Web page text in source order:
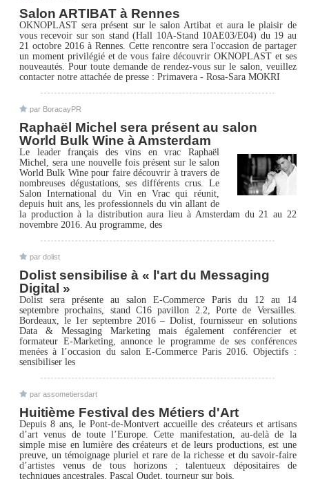
Salon ARTIBAT à Rennes
OKNOPLAST sera présent sur le salon Artibat et aura le plaisir de
vous recevoir sur son stand (Hall 10A-Stand 10AE03/E04) du 19 au
21 octobre 2016 à Rennes. Cette rencontre sera l'occasion de partager
un moment privilégié et de vous faire découvrir OKNOPLAST et ses
nouveautés. Pour toute demande de rendez-vous sur le salon, veuillez
contacter notre attachée de presse : Primavera - Rosa-Sara MOKRI
par BoracayPR
Raphaël Michel sera présent au salon
World Bulk Wine à Amsterdam
Le leader français des vins en vrac Raphaël
Michel, sera une nouvelle fois présent sur le salon
World Bulk Wine pour faire découvrir à travers de
nombreuses dégustations, ses différents crus. Le
Salon International du Vin en Vrac qui réunit,
depuis huit ans, les professionnels du vin allant de
la production à la distribution aura lieu à Amsterdam du 21 au 22
novembre 2016. Au programme, des
par dolist
Dolist sensibilise à « l'art du Messaging
Digital »
Dolist sera présente au salon E-Commerce Paris du 12 au 14
septembre prochains, stand C16 pavillon 2.2, Porte de Versailles.
Bordeaux, le 1er septembre 2016 – Dolist, fournisseur en solutions
Data & Messaging Marketing mais également conférencier et
formateur E-Marketing, annonce le programme de ses conférences
menées à l’occasion du salon E-Commerce Paris 2016. Objectifs :
sensibiliser les
par assometiersdart
Huitième Festival des Métiers d'Art
Depuis 8 ans, le Pont-de-Montvert accueille des créateurs et artisans
d’art venus de toute l’Europe. Cette manifestation, au-delà de la
simple mise en lumière des créateurs et de leurs productions, est une
preuve, un témoignage pluriel et rare de la richesse et du savoir-faire
d’artistes venus de tous horizons ; talentueux dépositaires de
techniques ancestrales. Pascal Oudet, tourneur sur bois,